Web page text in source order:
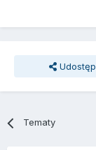
Tematy